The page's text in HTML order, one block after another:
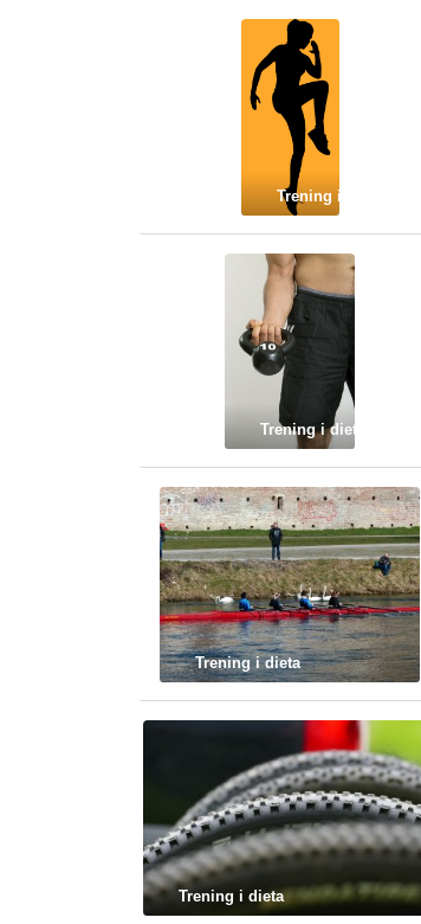
Trening i dieta
Trening i dieta
Trening i dieta
Trening i dieta